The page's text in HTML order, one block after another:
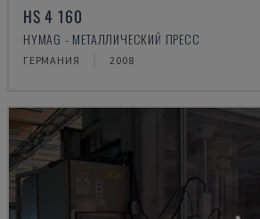
HS 4 160
HYMAG - МЕТАЛЛИЧЕСКИЙ ПРЕСС
ГЕРМАНИЯ 2008